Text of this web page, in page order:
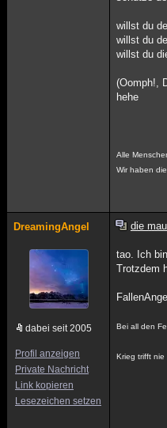
willst du
willst du
willst du
(Oomph!,
hehe
Alle
Wir haben
DreamingAngel
dabei seit 2005
Profil anzeigen
Private Nachricht
Link kopieren
Lesezeichen setzen
die
tao. Ich
Trotzdem
Bei all den
Krieg trifft